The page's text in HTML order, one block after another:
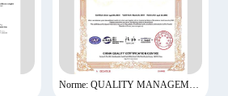
Norme: QUALITY MANAGEMENT CERTIFICATE